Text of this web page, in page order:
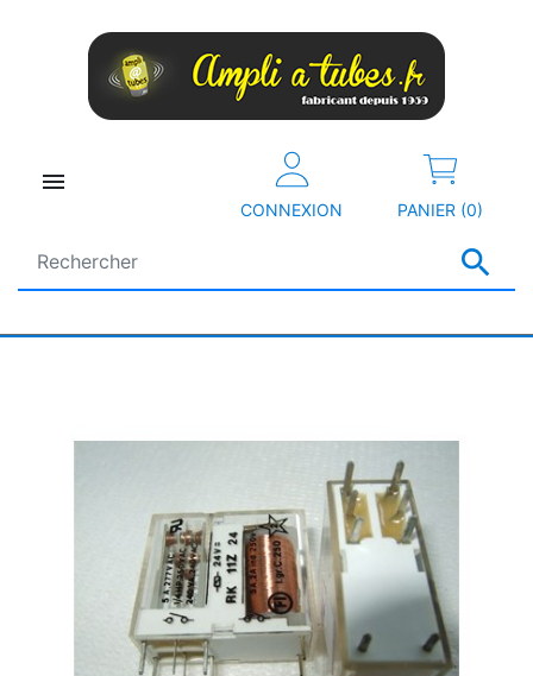


CONNEXION PANIER (0)